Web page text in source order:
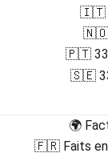
🇮🇹
🇳🇴
🇵🇹 33
🇸🇪 33
🌍
🇫🇷 Faits en